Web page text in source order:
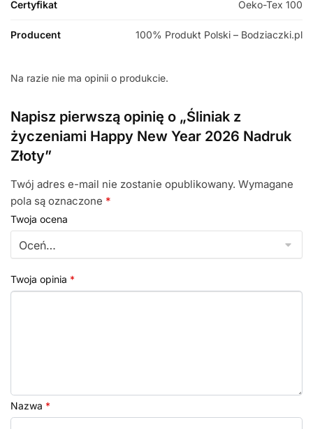
Certyfikat Oeko-Tex 100
Producent 100% Produkt Polski – Bodziaczki.pl
Na razie nie ma opinii o produkcie.
Napisz pierwszą opinię o „Śliniak z
życzeniami Happy New Year 2026 Nadruk
Złoty”
Twój adres e-mail nie zostanie opublikowany. Wymagane
pola są oznaczone *
Twoja ocena
Twoja opinia *
Nazwa *